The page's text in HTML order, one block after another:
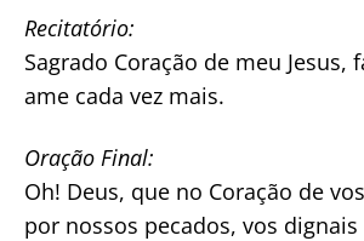
Recitatório:
Sagrado Coração de meu Jesus,
ame cada vez mais.
Oração Final:
Oh! Deus, que no Coração de
por nossos pecados, vos